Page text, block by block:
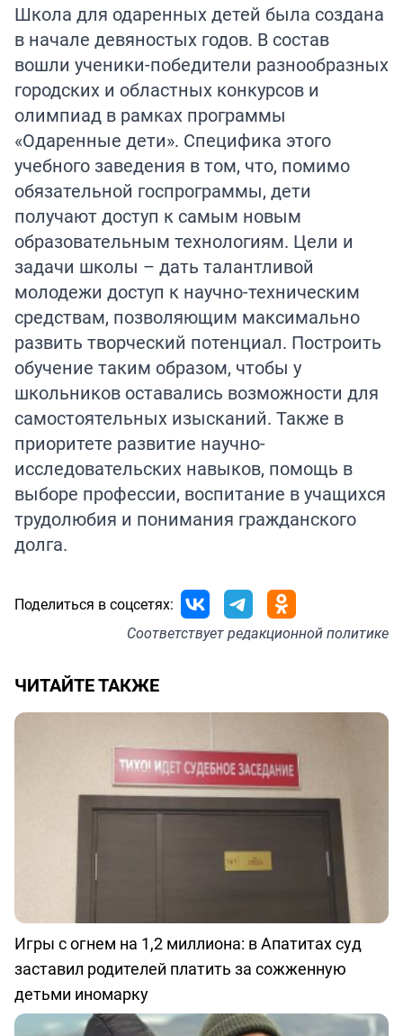
Школа для одаренных детей была создана
в начале девяностых годов. В состав
вошли ученики-победители разнообразных
городских и областных конкурсов и
олимпиад в рамках программы
«Одаренные дети». Специфика этого
учебного заведения в том, что, помимо
обязательной госпрограммы, дети
получают доступ к самым новым
образовательным технологиям. Цели и
задачи школы – дать талантливой
молодежи доступ к научно-техническим
средствам, позволяющим максимально
развить творческий потенциал. Построить
обучение таким образом, чтобы у
школьников оставались возможности для
самостоятельных изысканий. Также в
приоритете развитие научно-
исследовательских навыков, помощь в
выборе профессии, воспитание в учащихся
трудолюбия и понимания гражданского
долга.
Поделиться в соцсетях:
Соответствуетредакционной политике
ЧИТАЙТЕ ТАКЖЕ
Игры с огнем на 1,2 миллиона: в Апатитах суд
заставил родителей платить за сожженную
детьми иномарку